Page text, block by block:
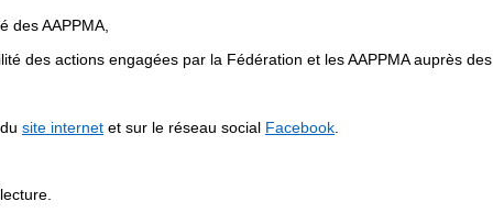
des AAPPMA,
des actions engagées par la Fédération et les AAPPMA auprès des
site internet et sur le réseau social Facebook